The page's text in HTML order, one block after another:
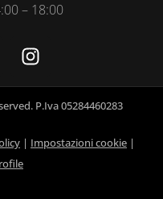
– 18:00
P.Iva 05284460283
| Impostazioni cookie |